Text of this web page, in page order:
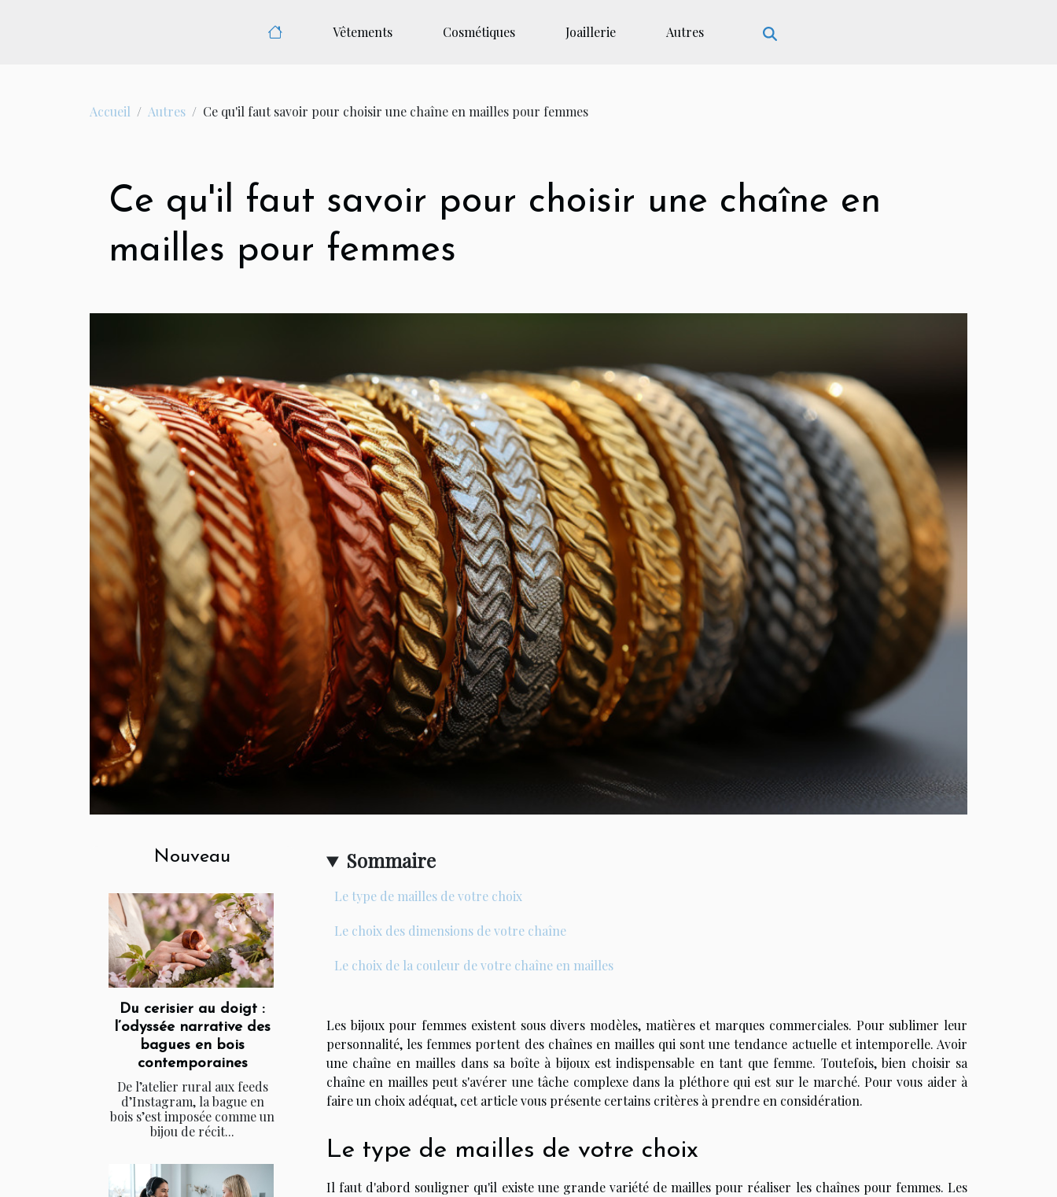
Vêtements Cosmétiques Joaillerie Autres
Accueil Autres Ce qu'il faut savoir pour choisir une chaîne en mailles pour femmes
Ce qu'il faut savoir pour choisir une chaîne en
mailles pour femmes
Nouveau
Du cerisier au doigt :
l’odyssée narrative des
bagues en bois
contemporaines
De l’atelier rural aux feeds
d’Instagram, la bague en
bois s’est imposée comme un
bijou de récit...
Sommaire
Le type de mailles de votre choix
Le choix des dimensions de votre chaîne
Le choix de la couleur de votre chaîne en mailles
Les bijoux pour femmes existent sous divers modèles, matières et marques commerciales. Pour sublimer leur
personnalité, les femmes portent des chaînes en mailles qui sont une tendance actuelle et intemporelle. Avoir
une chaîne en mailles dans sa boîte à bijoux est indispensable en tant que femme. Toutefois, bien choisir sa
chaîne en mailles peut s'avérer une tâche complexe dans la pléthore qui est sur le marché. Pour vous aider à
faire un choix adéquat, cet article vous présente certains critères à prendre en considération.
Le type de mailles de votre choix
Il faut d'abord souligner qu'il existe une grande variété de mailles pour réaliser les chaînes pour femmes. Les